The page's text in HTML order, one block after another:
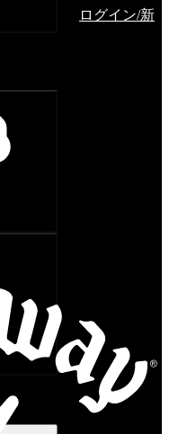
ログイン/新